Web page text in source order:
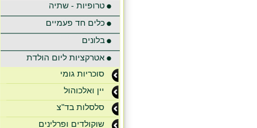
טרופיות - שתיה
כלים חד פעמיים
בלונים
אטרקציות ליום הולדת
סוכריות גומי
יין ואלכוהול
סלסלות בד"צ
שוקולדים ופרלינים